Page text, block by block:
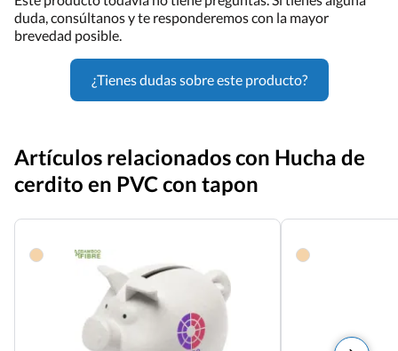
duda, consúltanos y te responderemos con la mayor
brevedad posible.
¿Tienes dudas sobre este producto?
Artículos relacionados con Hucha de
cerdito en PVC con tapon